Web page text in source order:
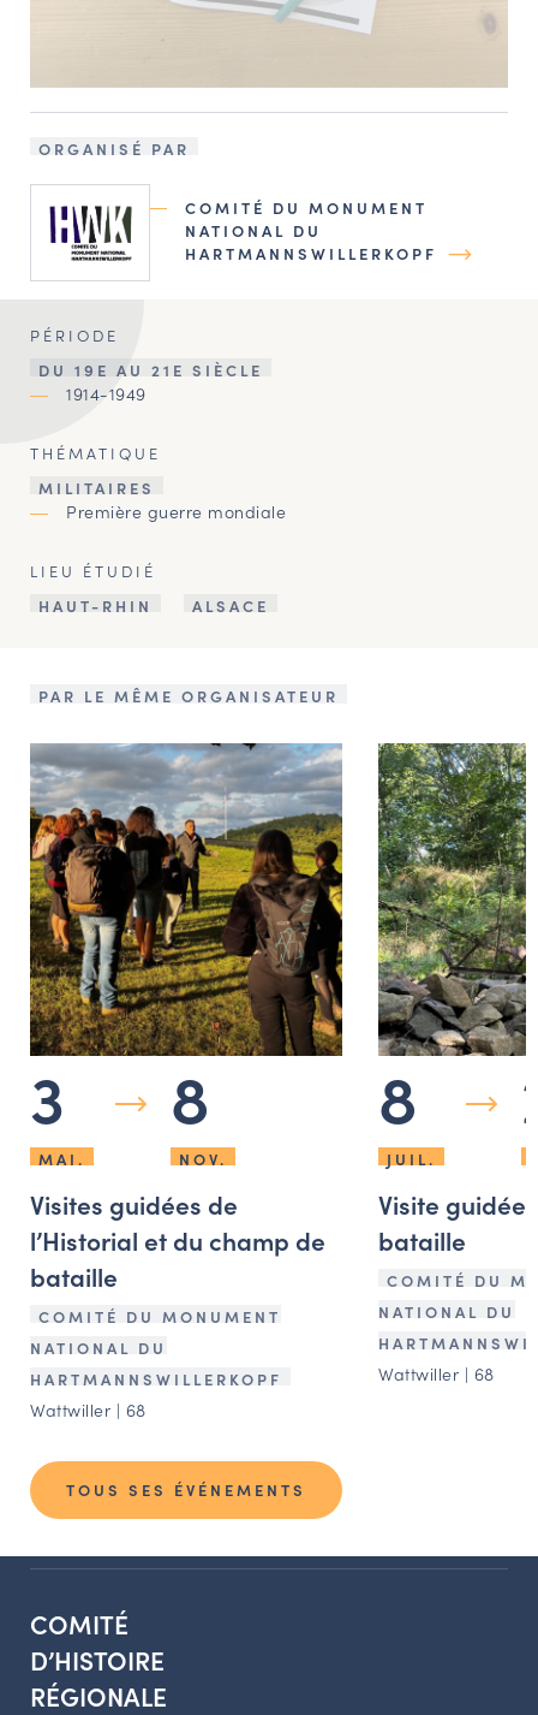
ORGANISÉ PAR
COMITÉ DU MONUMENT
NATIONAL DU
HARTMANNSWILLERKOPF
PÉRIODE
DU 19E AU 21E SIÈCLE
1914-1949
THÉMATIQUE
MILITAIRES
Première guerre mondiale
LIEU ÉTUDIÉ
HAUT-RHIN
ALSACE
PAR LE MÊME ORGANISATEUR
3
MAI.
8
NOV.
Visites guidées de
l’Historial et du champ de
bataille
COMITÉ DU MONUMENT
NATIONAL DU
HARTMANNSWILLERKOPF
Wattwiller | 68
8
JUIL.
Visite guidée
bataille
COMITÉ DU
NATIONAL DU
Wattwiller | 68
TOUS SES ÉVÉNEMENTS
COMITÉ
D’HISTOIRE
RÉGIONALE